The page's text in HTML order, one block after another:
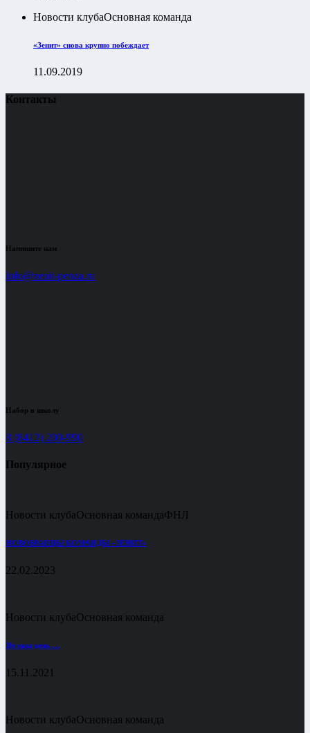
Новости клубаОсновная команда
«Зенит» снова крупно побеждает
11.09.2019
Контакты
Напишите нам
info@zenit-penza.ru
Набор в школу
8 (8412) 200-990
Популярное
Новости клубаОсновная командаФНЛ
НОВОБРАНЦЫ КОМАНДЫ «ЗЕНИТ»
22.02.2023
Новости клубаОсновная команда
Не наш день …
15.11.2021
Новости клубаОсновная команда